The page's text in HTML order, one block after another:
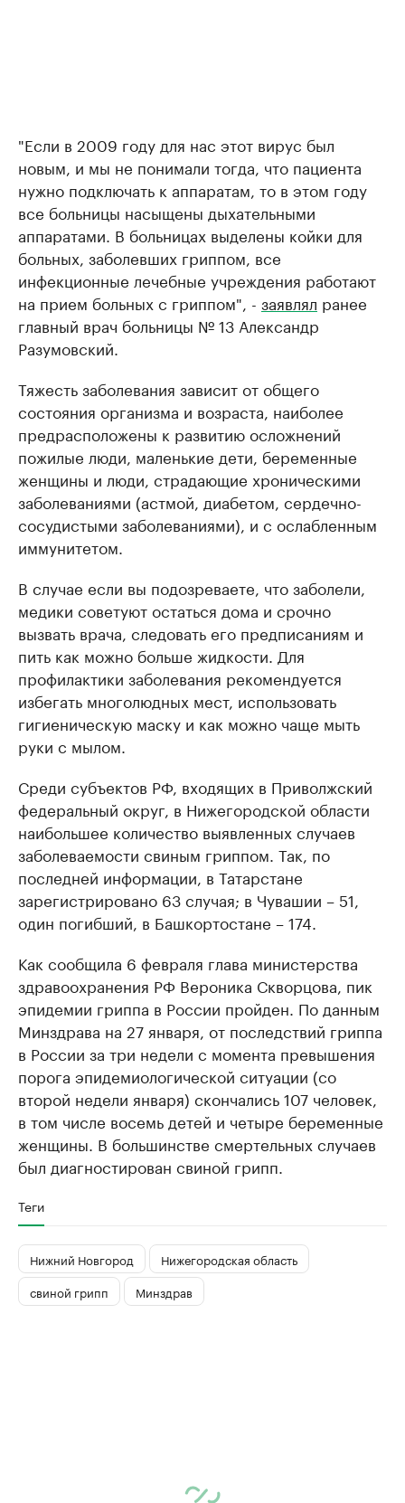
"Если в 2009 году для нас этот вирус был
новым, и мы не понимали тогда, что пациента
нужно подключать к аппаратам, то в этом году
все больницы насыщены дыхательными
аппаратами. В больницах выделены койки для
больных, заболевших гриппом, все
инфекционные лечебные учреждения работают
на прием больных с гриппом", - заявлял ранее
главный врач больницы № 13 Александр
Разумовский.
Тяжесть заболевания зависит от общего
состояния организма и возраста, наиболее
предрасположены к развитию осложнений
пожилые люди, маленькие дети, беременные
женщины и люди, страдающие хроническими
заболеваниями (астмой, диабетом, сердечно-
сосудистыми заболеваниями), и с ослабленным
иммунитетом.
В случае если вы подозреваете, что заболели,
медики советуют остаться дома и срочно
вызвать врача, следовать его предписаниям и
пить как можно больше жидкости. Для
профилактики заболевания рекомендуется
избегать многолюдных мест, использовать
гигиеническую маску и как можно чаще мыть
руки с мылом.
Среди субъектов РФ, входящих в Приволжский
федеральный округ, в Нижегородской области
наибольшее количество выявленных случаев
заболеваемости свиным гриппом. Так, по
последней информации, в Татарстане
зарегистрировано 63 случая; в Чувашии – 51,
один погибший, в Башкортостане – 174.
Как сообщила 6 февраля глава министерства
здравоохранения РФ Вероника Скворцова, пик
эпидемии гриппа в России пройден. По данным
Минздрава на 27 января, от последствий гриппа
в России за три недели с момента превышения
порога эпидемиологической ситуации (со
второй недели января) скончались 107 человек,
в том числе восемь детей и четыре беременные
женщины. В большинстве смертельных случаев
был диагностирован свиной грипп.
Теги
Нижний Новгород
Нижегородская область
свиной грипп
Минздрав